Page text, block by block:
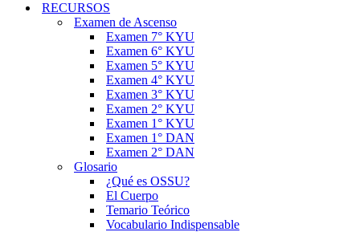
RECURSOS
Examen de Ascenso
Examen 7° KYU
Examen 6° KYU
Examen 5° KYU
Examen 4° KYU
Examen 3° KYU
Examen 2° KYU
Examen 1° KYU
Examen 1° DAN
Examen 2° DAN
Glosario
¿Qué es OSSU?
El Cuerpo
Temario Teórico
Vocabulario Indispensable